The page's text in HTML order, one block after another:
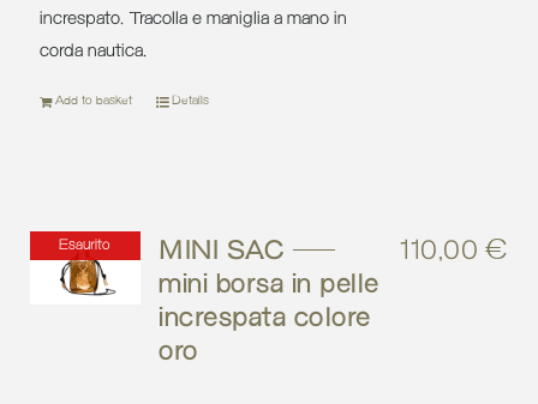
increspato. Tracolla e maniglia a mano in
corda nautica.
Add to basket Details
Esaurito
MINI SAC –
mini borsa in pelle
increspata colore
oro
110,00€